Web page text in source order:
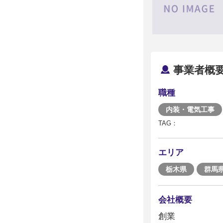
事業者概
職種
内装・電気工事
TAG：
エリア
栃木県 群馬
会社概要
創業